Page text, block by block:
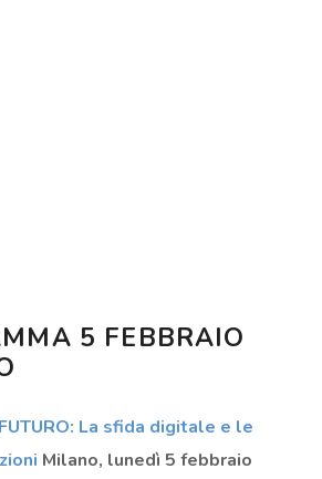
5 FEBBRAIO
La sfida digitale e le
Milano, lunedì 5 febbraio